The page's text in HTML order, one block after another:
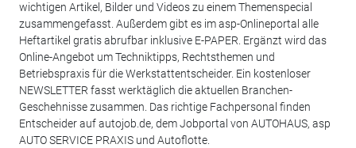
wichtigen Artikel, Bilder und Videos zu einem Themenspecial
zusammengefasst. Außerdem gibt es im asp-Onlineportal alle
Heftartikel gratis abrufbar inklusive E-PAPER. Ergänzt wird das
Online-Angebot um Techniktipps, Rechtsthemen und
Betriebspraxis für die Werkstattentscheider. Ein kostenloser
NEWSLETTER fasst werktäglich die aktuellen Branchen-
Geschehnisse zusammen. Das richtige Fachpersonal finden
Entscheider auf autojob.de, dem Jobportal von AUTOHAUS, asp
AUTO SERVICE PRAXIS und Autoflotte.